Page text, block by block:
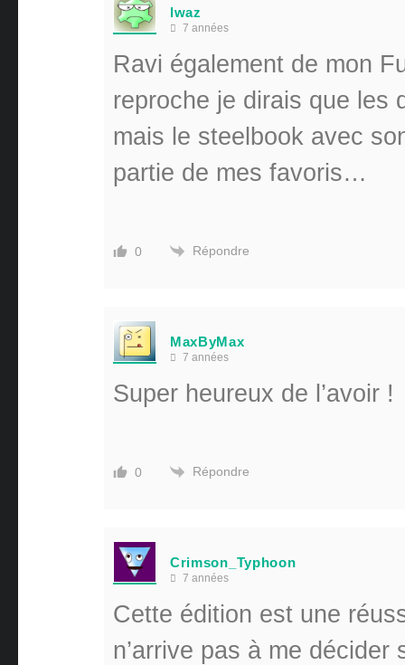
lwaz
7 années
Ravi également de mon
reproche je dirais que les
mais le steelbook avec
partie de mes favoris…
0 Répondre
MaxByMax
7 années
Super heureux de l’avoir !
0 Répondre
Crimson_Typhoon
7 années
Cette édition est une
n’arrive pas à me